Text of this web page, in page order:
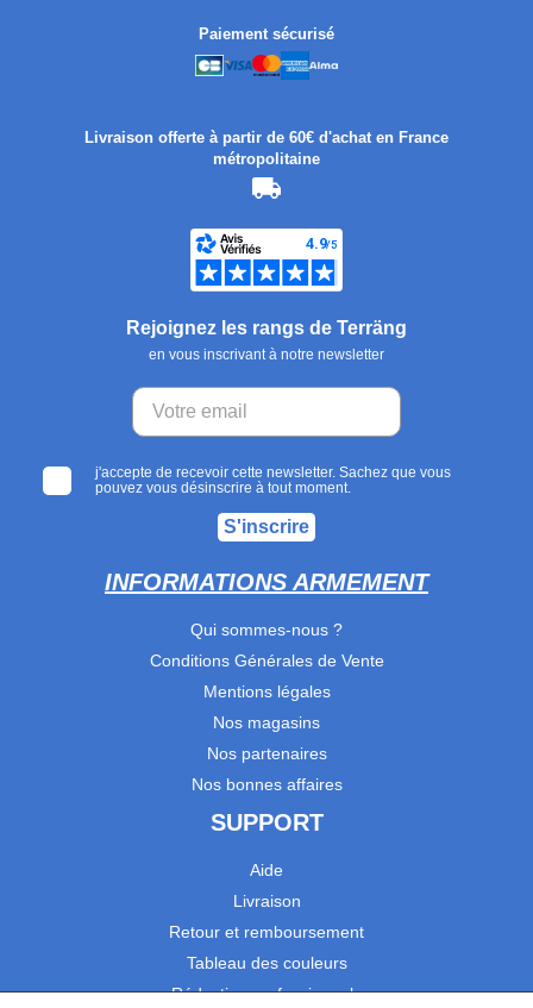
Paiement sécurisé
Livraison offerte à partir de 60€ d'achat en France
métropolitaine
Rejoignez les rangs de Terräng
en vous inscrivant à notre newsletter
j'accepte de recevoir cette newsletter. Sachez que vous
pouvez vous désinscrire à tout moment.
S'inscrire
INFORMATIONS ARMEMENT
Qui sommes-nous ?
Conditions Générales de Vente
Mentions légales
Nos magasins
Nos partenaires
Nos bonnes affaires
SUPPORT
Aide
Livraison
Retour et remboursement
Tableau des couleurs
Réduction professionnels